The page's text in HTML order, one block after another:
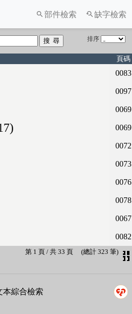
部件檢索 缺字檢索
排序
頁碼
0083
0097
0069
0069
0072
0073
0076
0078
0067
0082
第 1 頁 / 共 33 頁 (總計 323 筆)
本綜合檢索